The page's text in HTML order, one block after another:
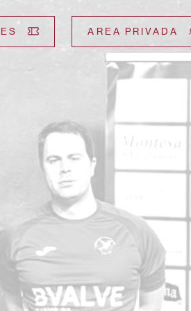
AREA PRIVADA